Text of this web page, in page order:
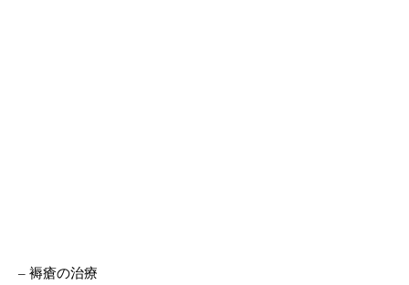
– 褥瘡の治療